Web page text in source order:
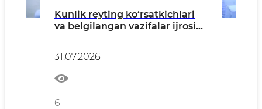
Kunlik reyting ko‘rsatkichlari
va belgilangan vazifalar ijrosi
31.07.2026
6